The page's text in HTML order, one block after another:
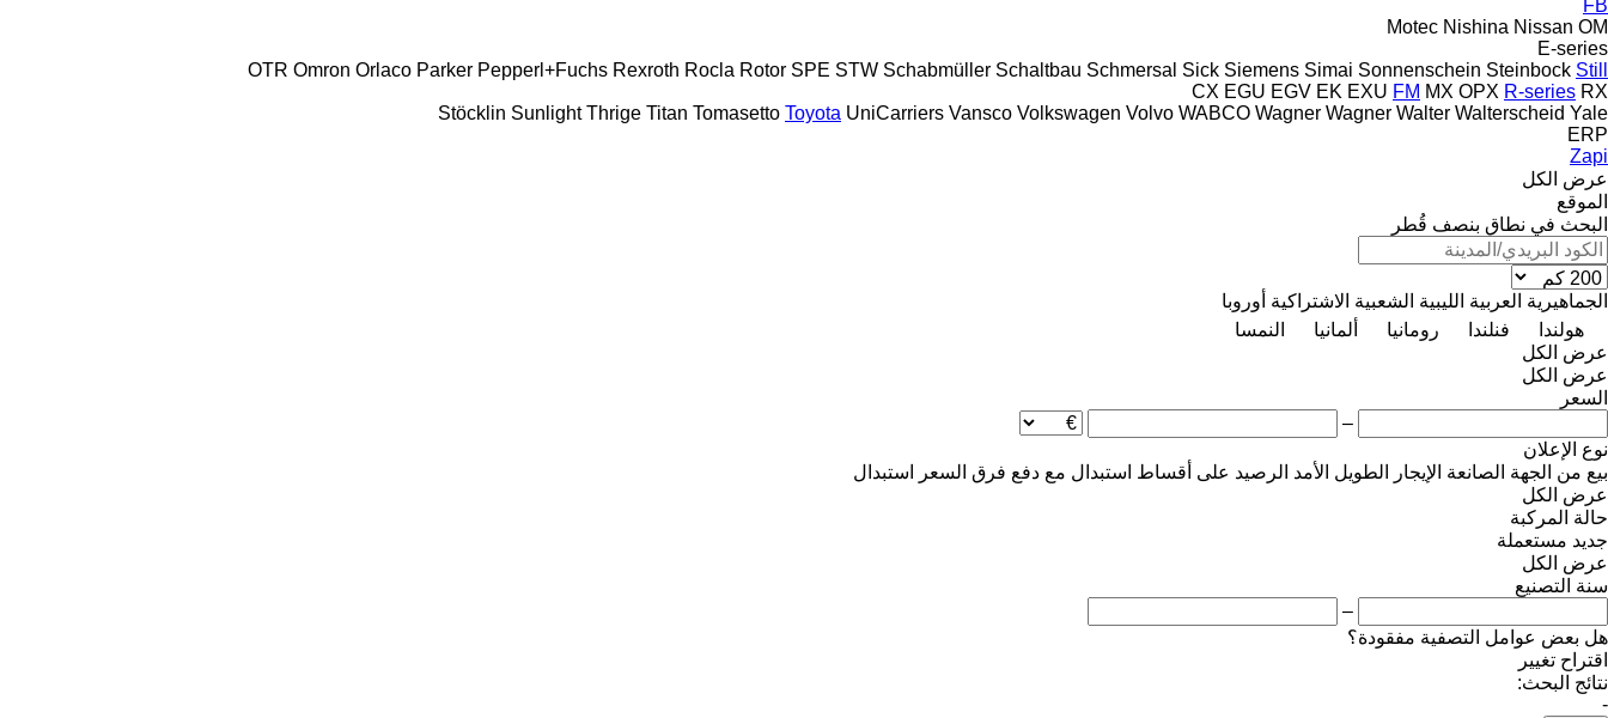
FB
Motec Nishina Nissan OM
E-series
OTR Omron Orlaco Parker Pepperl+Fuchs Rexroth Rocla Rotor SPE STW Schabmüller Schaltbau Schmersal Sick Siemens Simai Sonnenschein Steinbock Still
CX EGU EGV EK EXU FM MX OPX R-series RX
Stöcklin Sunlight Thrige Titan Tomasetto Toyota UniCarriers Vansco Volkswagen Volvo WABCO Wagner Wagner Walter Walterscheid Yale
ERP
Zapi
عرض الكل
الموقع
البحث في نطاق بنصف قُطر
الجماهيرية العربية الليبية الشعبية الاشتراكية أوروبا
هولندا
فنلندا رومانيا ألمانيا
النمسا
عرض الكل
عرض الكل
السعر
–
نوع الإعلان
بيع من الجهة الصانعة الإيجار الطويل الأمد الرصيد على أقساط استبدال مع دفع فرق السعر
استبدال
عرض الكل
حالة المركبة
جديد مستعملة
عرض الكل
سنة التصنيع
–
هل بعض عوامل التصفية مفقودة؟
اقتراح تغيير
نتائج البحث:
-